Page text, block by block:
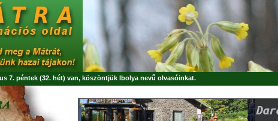
7. péntek (32. hét) van, köszöntjük Ibolya nevű olvasóinkat.